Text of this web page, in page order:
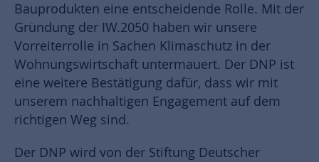
Bauprodukten eine entscheidende Rolle. Mit der
Gründung der IW.2050 haben wir unsere
Vorreiterrolle in Sachen Klimaschutz in der
Wohnungswirtschaft untermauert. Der DNP ist
eine weitere Bestätigung dafür, dass wir mit
unserem nachhaltigen Engagement auf dem
richtigen Weg sind.
Der DNP wird von der Stiftung Deutscher